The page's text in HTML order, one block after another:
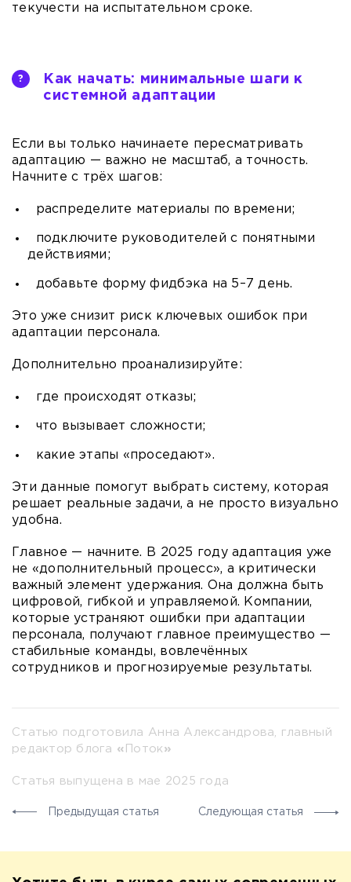
текучести на испытательном сроке.
Как начать: минимальные шаги к
системной адаптации
Если вы только начинаете пересматривать
адаптацию — важно не масштаб, а точность.
Начните с трёх шагов:
распределите материалы по времени;
подключите руководителей с понятными
действиями;
добавьте форму фидбэка на 5–7 день.
Это уже снизит риск ключевых ошибок при
адаптации персонала.
Дополнительно проанализируйте:
где происходят отказы;
что вызывает сложности;
какие этапы «проседают».
Эти данные помогут выбрать систему, которая
решает реальные задачи, а не просто визуально
удобна.
Главное — начните. В 2025 году адаптация уже
не «дополнительный процесс», а критически
важный элемент удержания. Она должна быть
цифровой, гибкой и управляемой. Компании,
которые устраняют ошибки при адаптации
персонала, получают главное преимущество —
стабильные команды, вовлечённых
сотрудников и прогнозируемые результаты.
Статью подготовила Анна Александрова, главный
редактор блога « Поток »
Статья выпущена в мае 2025 года
Предыдущая статья Следующая статья